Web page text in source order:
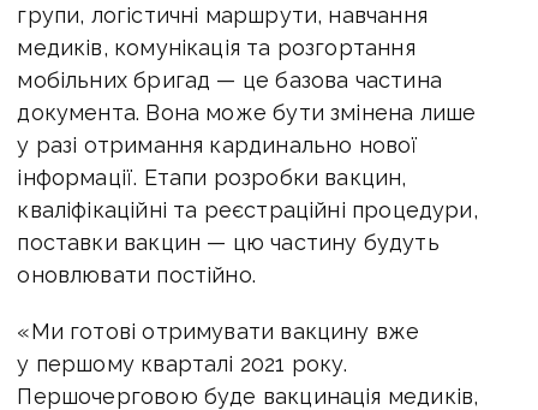
групи, логістичні маршрути, навчання
медиків, комунікація та розгортання
мобільних бригад — це базова частина
документа. Вона може бути змінена лише
у разі отримання кардинально нової
інформації. Етапи розробки вакцин,
кваліфікаційні та реєстраційні процедури,
поставки вакцин — цю частину будуть
оновлювати постійно.
«Ми готові отримувати вакцину вже
у першому кварталі 2021 року.
Першочерговою буде вакцинація медиків,